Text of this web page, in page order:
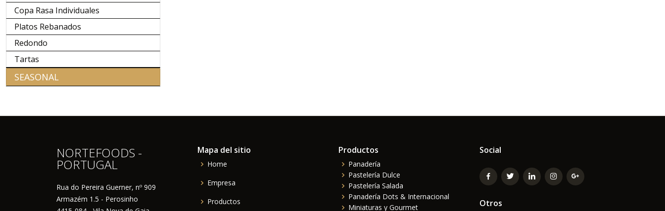
Copa Rasa Individuales
Platos Rebanados
Redondo
Tartas
SEASONAL
NORTEFOODS -
PORTUGAL
Rua do Pereira Guerner, nº 909
Armazém 1.5 - Perosinho
Mapa del sitio
Home
Empresa
Productos
Productos
Panadería
Pastelería Dulce
Pastelería Salada
Panadería Dots & Internacional
Miniaturas y Gourmet
Social
Otros